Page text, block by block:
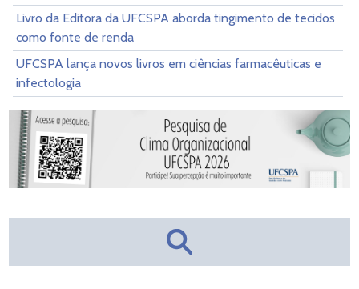
Livro da Editora da UFCSPA aborda tingimento de tecidos
como fonte de renda
UFCSPA lança novos livros em ciências farmacêuticas e
infectologia